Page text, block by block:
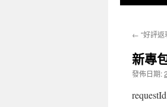
← “好評
新專
發佈日期: